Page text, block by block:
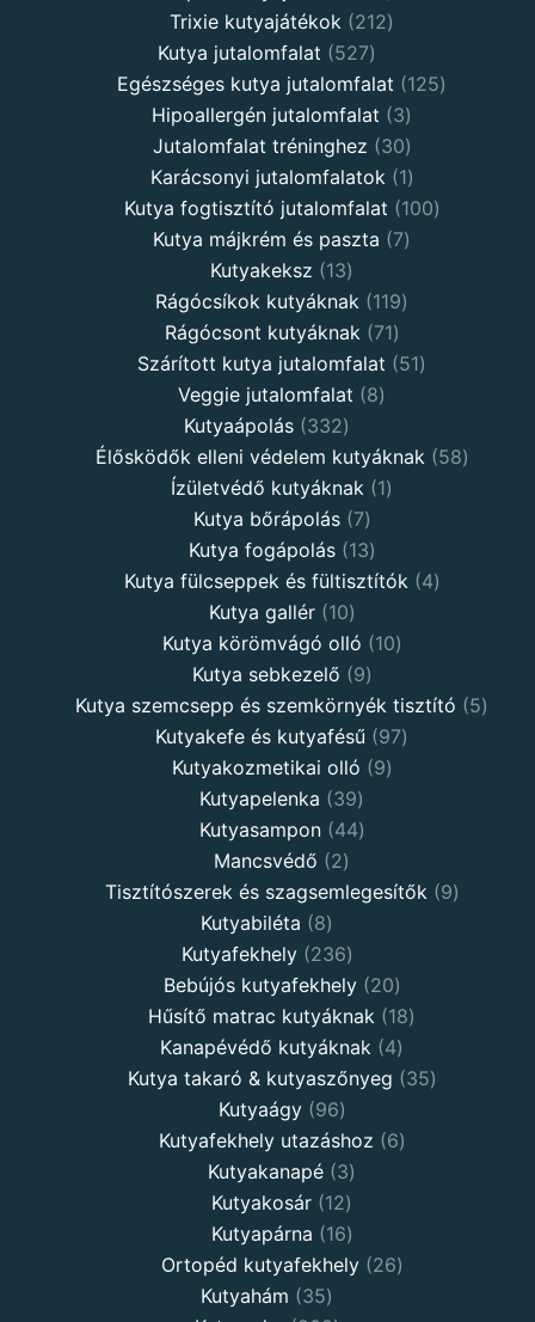
products
Trixie kutyajátékok 212212
Kutya jutalomfalat 527527
products
Egészséges kutya jutalomfalat 125125
Hipoallergén jutalomfalat 33
products
Jutalomfalat tréninghez 3030
products
Karácsonyi jutalomfalatok 11
product
Kutya fogtisztító jutalomfalat 100100
Kutya májkrém és paszta 77
Kutyakeksz 1313
products
Rágócsíkok kutyáknak 119119
Rágócsont kutyáknak 7171
products
Szárított kutya jutalomfalat 5151
Veggie jutalomfalat 88
Kutyaápolás 332332
products
Élősködők elleni védelem kutyáknak 5858
Ízületvédő kutyáknak 11
Kutya bőrápolás 77
products
Kutya fogápolás 1313
products
Kutya fülcseppek és fültisztítók 44
Kutya gallér 1010
products
Kutya körömvágó olló 1010
Kutya sebkezelő 99
products
Kutya szemcsepp és szemkörnyék tisztító 55
Kutyakefe és kutyafésű 9797
Kutyakozmetikai olló 99
Kutyapelenka 3939
products
Kutyasampon 4444
Mancsvédő 22
products
Tisztítószerek és szagsemlegesítők 99
Kutyabiléta 88
products
Kutyafekhely 236236
products
Bebújós kutyafekhely 2020
products
Hűsítő matrac kutyáknak 1818
Kanapévédő kutyáknak 44
products
Kutya takaró & kutyaszőnyeg 3535
Kutyaágy 9696
products
Kutyafekhely utazáshoz 66
Kutyakanapé 33
products
Kutyakosár 1212
products
Kutyapárna 1616
products
Ortopéd kutyafekhely 2626
Kutyahám 3535